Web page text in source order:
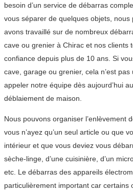
besoin d’un service de débarras
vous séparer de quelques objets, nous
avons travaillé sur de nombreux
cave ou grenier à Chirac et nos clients
confiance depuis plus de 10 ans. Si
cave, garage ou grenier, cela n’est pas
appeler notre équipe dès aujourd’hui
déblaiement de maison.
Nous pouvons organiser l’enlèvement
vous n’ayez qu’un seul article ou que
intérieur et que vous deviez vous
sèche-linge, d’une cuisinière, d’un
etc. Le débarras des appareils
particulièrement important car certains